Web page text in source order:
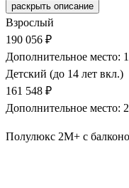
раскрыть описание
Взрослый
190 056 ₽
Дополнительное место:
Детский (до 14 лет вкл.)
161 548 ₽
Дополнительное место:
Полулюкс 2М+ с